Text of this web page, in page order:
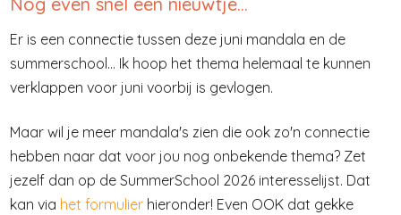
Er is een connectie tussen deze juni mandala en de
summerschool... Ik hoop het thema helemaal te kunnen
verklappen voor juni voorbij is gevlogen.
Maar wil je meer mandala's zien die ook zo'n connectie
hebben naar dat voor jou nog onbekende thema? Zet
jezelf dan op de SummerSchool 2026 interesselijst. Dat
kan via het formulier hieronder! Even OOK dat gekke